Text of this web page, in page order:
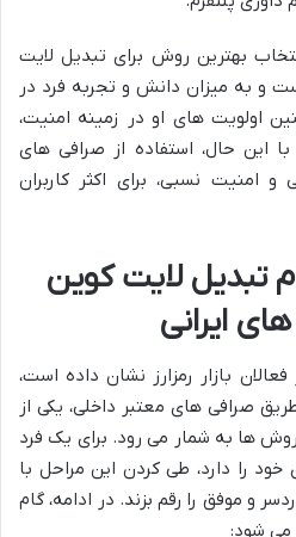
بهترین روش برای تبدیل لایت
و به میزان دانش و تجربه فرد در
اولویت های او در زمینه امنیت،
این حال، استفاده از صرافی های
و امنیت نسبی، برای اکثر کاربران
تبدیل لایت کوین
ایرانی
بازار رمزارز نشان داده است،
صرافی های معتبر داخلی، یکی از
ها به شمار می رود. برای یک فرد
را دارد، طی کردن این مراحل با
و موفق را رقم بزند. در ادامه، گام
می شود: